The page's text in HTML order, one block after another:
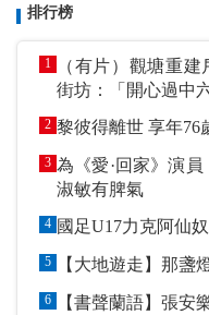
排行榜
1
（有片）觀塘重
街坊：「開心過中
2 黎彼得離世 享年
3 為《愛·回家》演員「友誼」
淑敏有脾氣
4 國足U17力克阿仙
5 【大地遊走】那盞
6 【書聲蘭語】張安